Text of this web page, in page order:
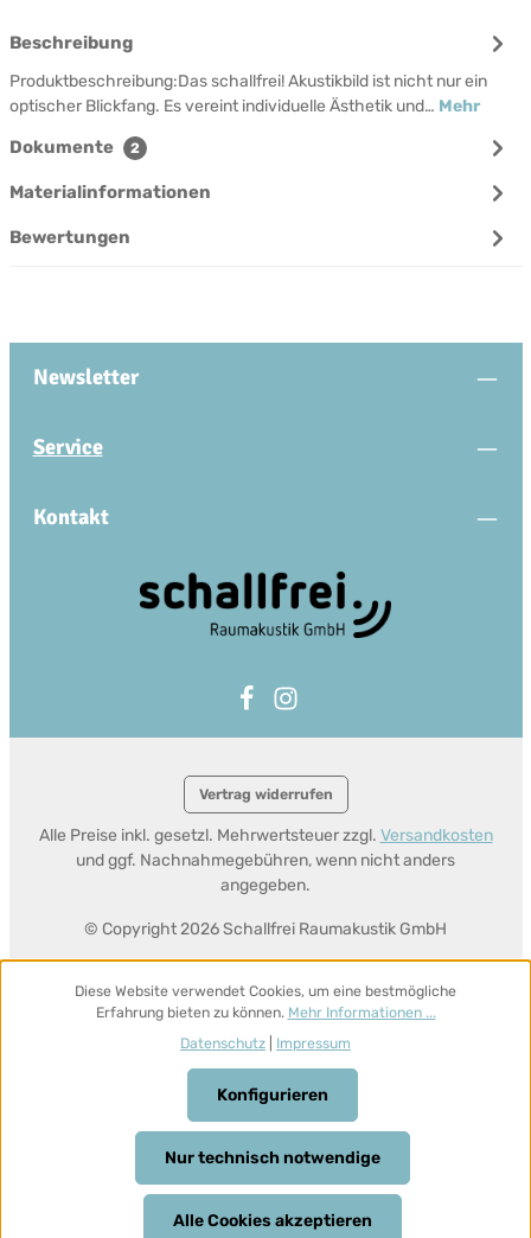
Beschreibung
Produktbeschreibung:Das schallfrei! Akustikbild ist nicht nur ein
optischer Blickfang. Es vereint individuelle Ästhetik und… Mehr
Dokumente 2
Materialinformationen
Bewertungen
Newsletter
Service
Kontakt
Vertrag widerrufen
© Copyright 2026 Schallfrei Raumakustik GmbH
Alle Preise inkl. gesetzl. Mehrwertsteuer zzgl. Versandkosten
und ggf. Nachnahmegebühren, wenn nicht anders
angegeben.
Diese Website verwendet Cookies, um eine bestmögliche
Erfahrung bieten zu können. Mehr Informationen ...
Datenschutz
Impressum
Nur technisch notwendige
Konfigurieren
Alle Cookies akzeptieren